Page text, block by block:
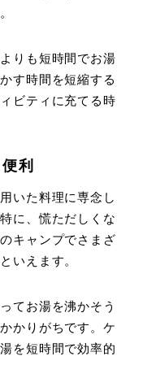
りも短時間でお湯
す時間を短縮する
ビティに充てる時
利
いた料理に専念し
に、慌ただしくな
キャンプでさまざ
いえます。
てお湯を沸かそう
かりがちです。ケ
を短時間で効率的